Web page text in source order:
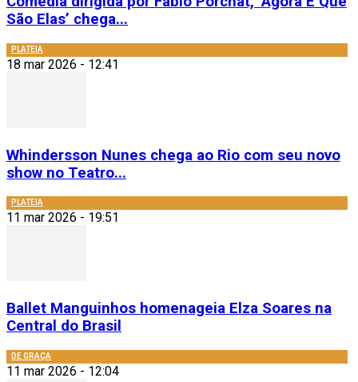
São Elas’ chega...
PLATEIA
18 mar 2026 - 12:41
Whindersson Nunes chega ao Rio com seu novo
show no Teatro...
PLATEIA
11 mar 2026 - 19:51
Ballet Manguinhos homenageia Elza Soares na
Central do Brasil
DE GRAÇA
11 mar 2026 - 12:04